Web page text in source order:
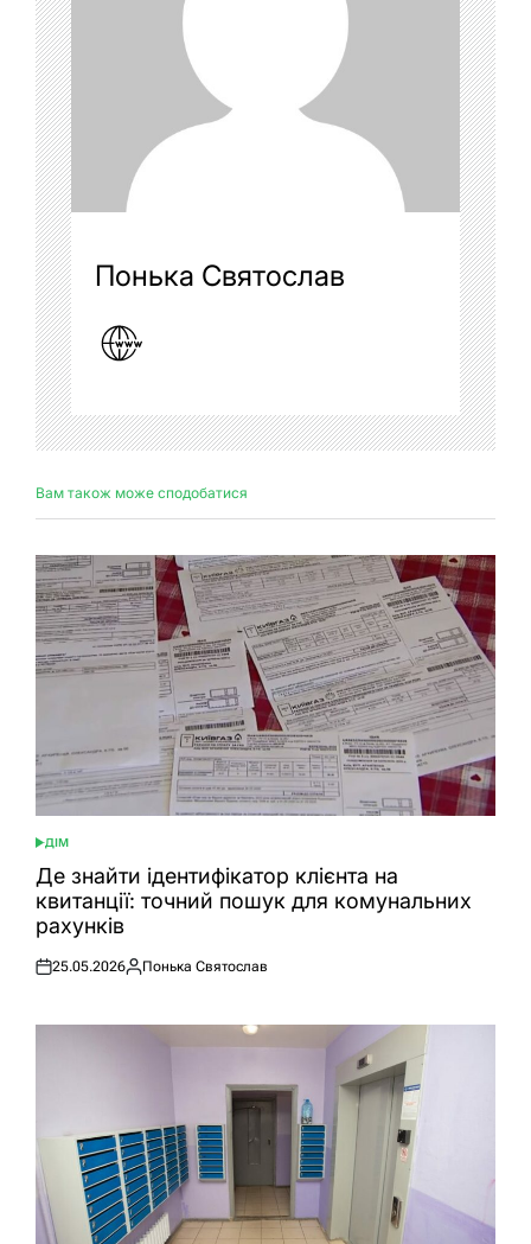
Понька Святослав
Вам також може сподобатися
ОПУБЛІКУВАТИ
У
ДІМ
Де знайти ідентифікатор клієнта на
квитанції: точний пошук для комунальних
рахунків
Оприлюднено
25.05.2026
Опубліковано
Понька Святослав